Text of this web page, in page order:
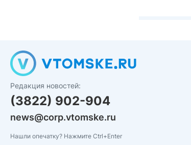
Редакция новостей:
(3822) 902-904
news@corp.vtomske.ru
Нашли опечатку? Нажмите Ctrl+Enter